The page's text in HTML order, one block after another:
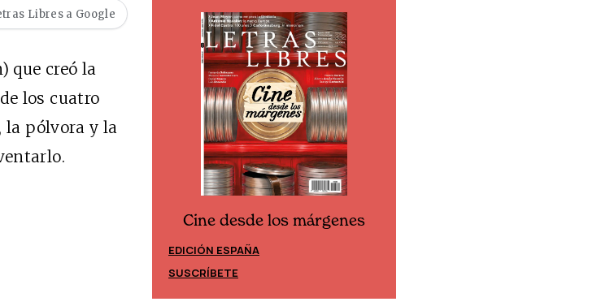
Libres a Google
que creó la
los cuatro
la pólvora y la
Cine desde los márgenes
EDICIÓN ESPAÑA
SUSCRÍBETE